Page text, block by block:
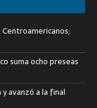
suma ocho preseas
avanzó a la final